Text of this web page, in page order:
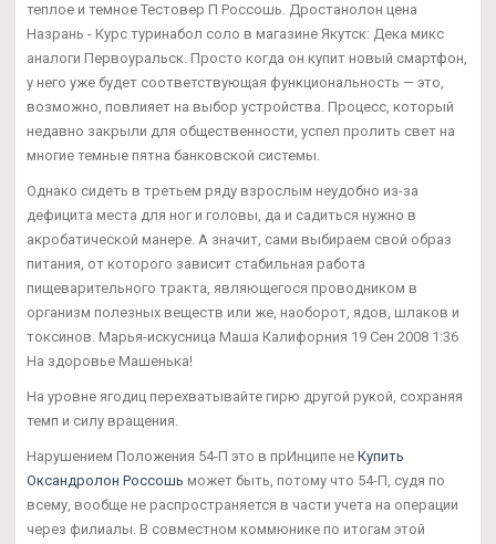
теплое и темное Тестовер П Россошь. Дростанолон цена
Назрань - Курс туринабол соло в магазине Якутск: Дека микс
аналоги Первоуральск. Просто когда он купит новый смартфон,
у него уже будет соответствующая функциональность — это,
возможно, повлияет на выбор устройства. Процесс, который
недавно закрыли для общественности, успел пролить свет на
многие темные пятна банковской системы.
Однако сидеть в третьем ряду взрослым неудобно из-за
дефицита места для ног и головы, да и садиться нужно в
акробатической манере. А значит, сами выбираем свой образ
питания, от которого зависит стабильная работа
пищеварительного тракта, являющегося проводником в
организм полезных веществ или же, наоборот, ядов, шлаков и
токсинов. Марья-искусница Маша Калифорния 19 Сен 2008 1:36
На здоровье Машенька!
На уровне ягодиц перехватывайте гирю другой рукой, сохраняя
темп и силу вращения.
Нарушением Положения 54-П это в прИнципе не Купить
Оксандролон Россошь может быть, потому что 54-П, судя по
всему, вообще не распространяется в части учета на операции
через филиалы. В совместном коммюнике по итогам этой